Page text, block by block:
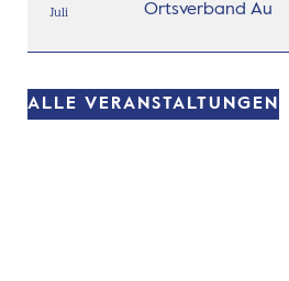
Juli Ortsverband Au
ALLE VERANSTALTUNGEN